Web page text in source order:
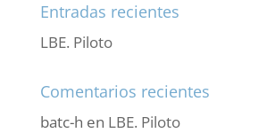
Entradas recientes
LBE. Piloto
Comentarios recientes
batc-h en LBE. Piloto